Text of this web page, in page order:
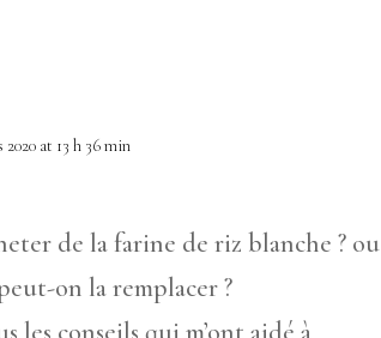
2020 at 13 h 36 min
de la farine de riz blanche ? ou
on la remplacer ?
les conseils qui m’ont aidé à